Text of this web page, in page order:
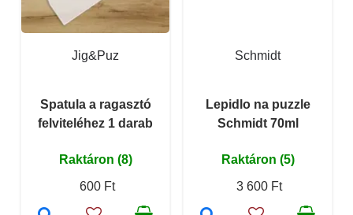
Jig&Puz
Spatula a ragasztó
felviteléhez 1 darab
Raktáron (8)
600 Ft
Schmidt
Lepidlo na puzzle
Schmidt 70ml
Raktáron (5)
3 600 Ft